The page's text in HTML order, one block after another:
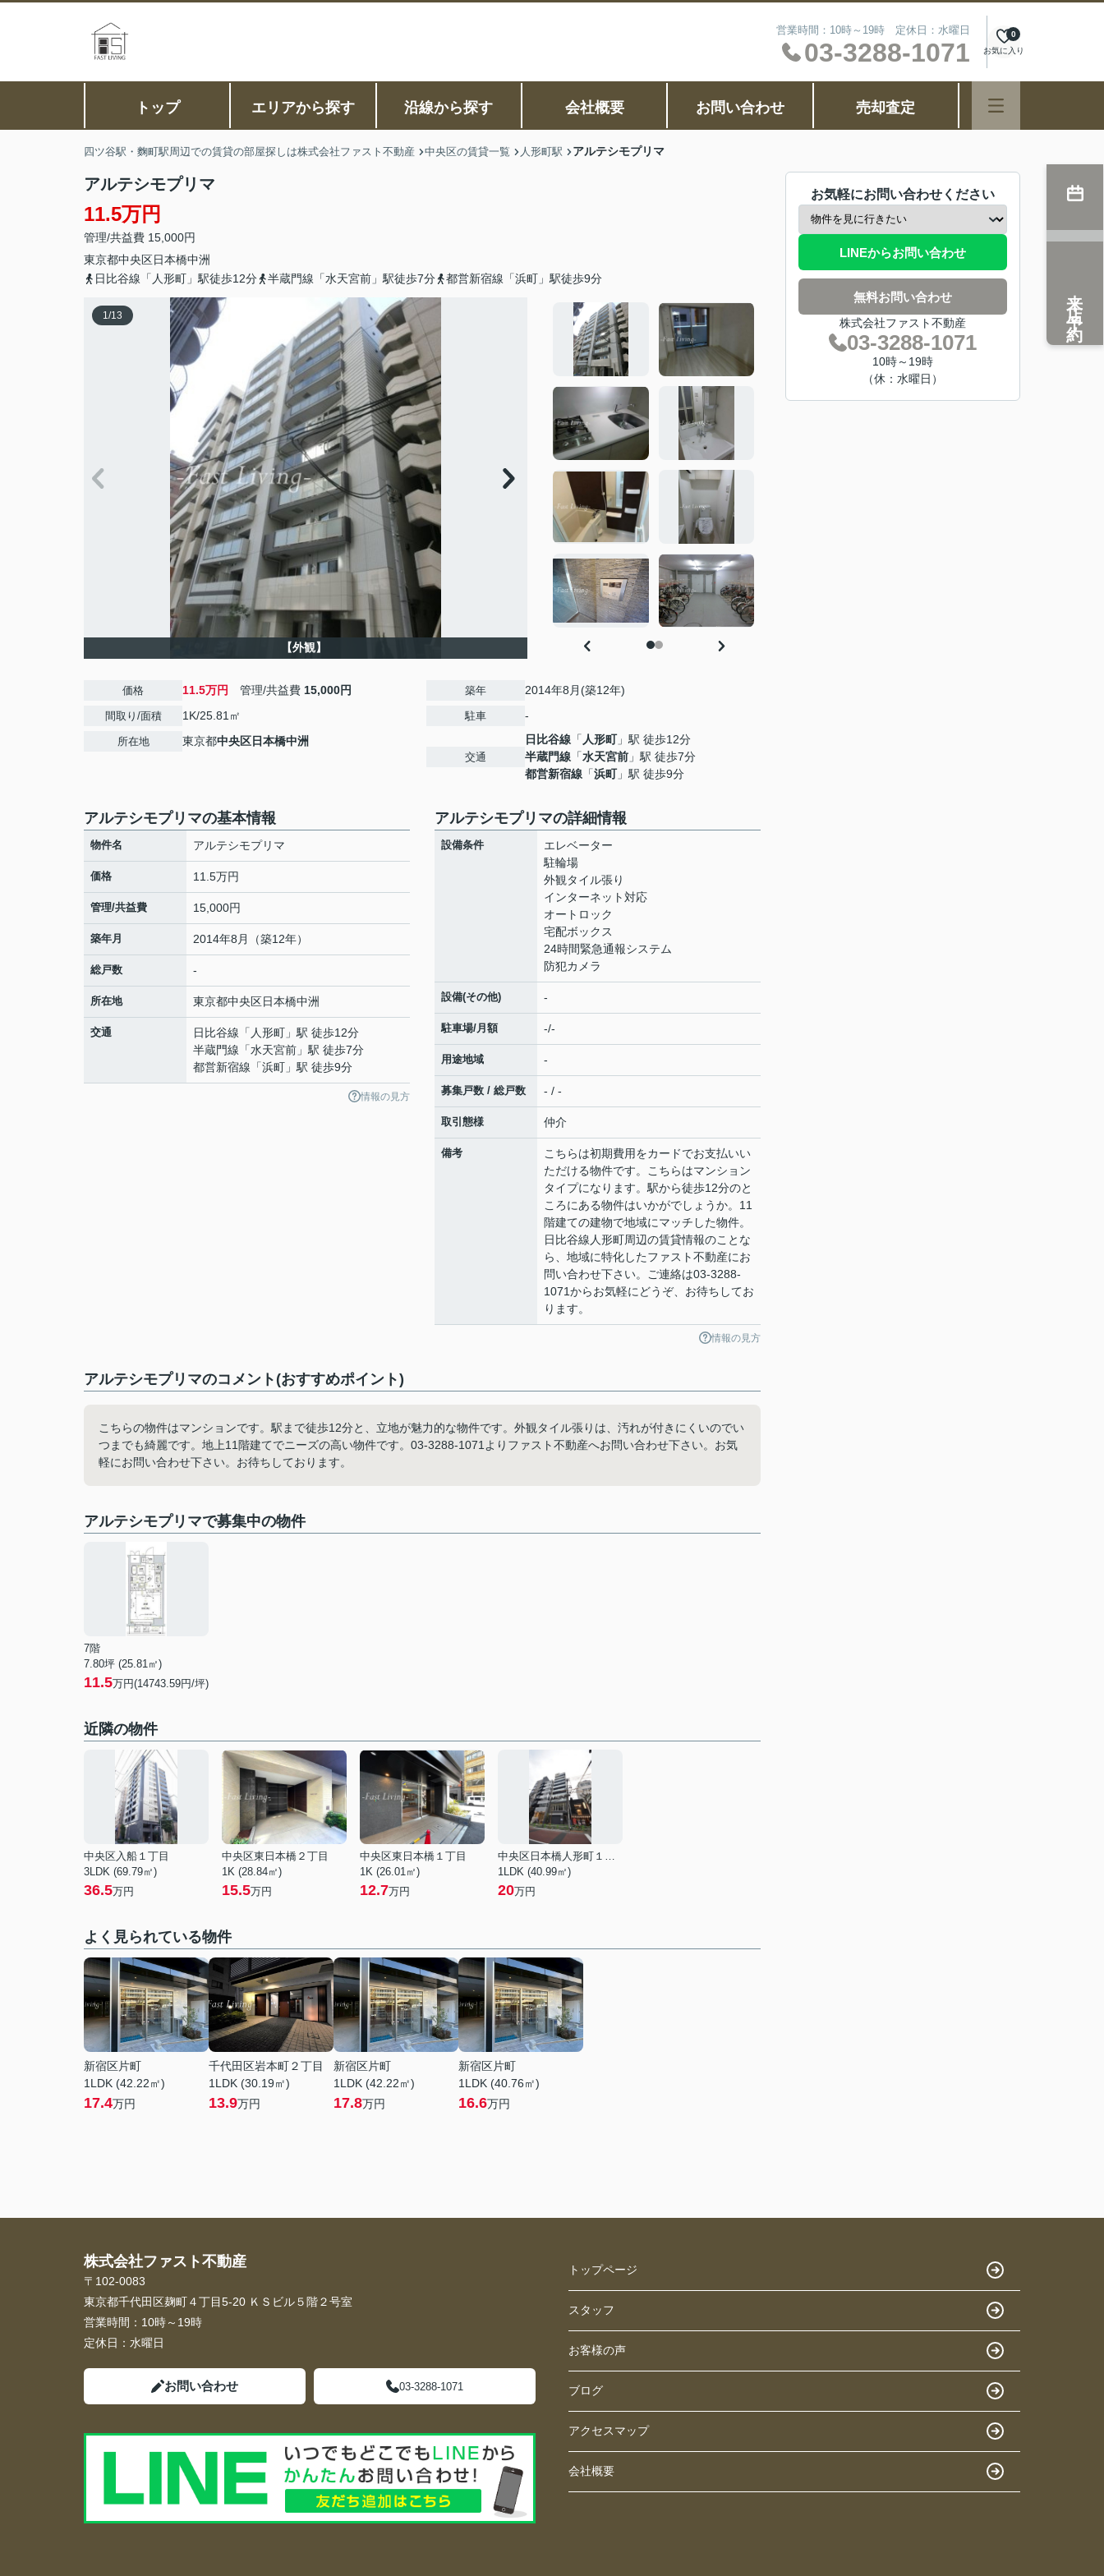
営業時間：10時～19時 定休日：水曜日
03-3288-1071 お気に入り
0
トップ エリアから探す 沿線から探す 会社概要 お問い合わせ 売却査定
四ツ谷駅・麴町駅周辺での賃貸の部屋探しは株式会社ファスト不動産 中央区の賃貸一覧 人形町駅 アルテシモプリマ
アルテシモプリマ
11.5万円
管理/共益費 15,000円
東京都中央区日本橋中洲
日比谷線「人形町」駅徒歩12分
半蔵門線「水天宮前」駅徒歩7分 都営新宿線「浜町」駅徒歩9分
1/13
【外観】
価格 11.5万円 管理/共益費 15,000円
間取り/面積 1K/25.81㎡
所在地 東京都中央区日本橋中洲
築年 2014年8月(築12年)
駐車 -
交通
日比谷線 「 人形町」駅 徒歩12分
半蔵門線 「水天宮前 」駅 徒歩7分
都営新宿線 「浜町」駅 徒歩9分
アルテシモプリマの基本情報
物件名 アルテシモプリマ
価格 11.5万円
管理/共益費 15,000円
築年月 2014年8月（築12年）
総戸数 -
所在地 東京都中央区日本橋中洲
交通 日比谷線 「 人形町 」駅 徒歩12分
半蔵門線 「水天宮前 」駅 徒歩7分
都営新宿線 「浜町 」駅 徒歩9分
情報の見方
アルテシモプリマの詳細情報
設備条件
エレベーター
駐輪場
外観タイル張り
インターネット対応
オートロック
宅配ボックス
24時間緊急通報システム
防犯カメラ
設備(その他) -
駐車場/月額 -/-
用途地域 -
募集戸数 / 総戸数 - / -
取引態様 仲介
備考
こちらは初期費用をカードでお支払いい
ただける物件です。こちらはマンション
タイプになります。駅から徒歩12分のと
ころにある物件はいかがでしょうか。11
階建ての建物で地域にマッチした物件。
日比谷線人形町周辺の賃貸情報のことな
ら、地域に特化したファスト不動産にお
問い合わせ下さい。ご連絡は03-3288-
1071からお気軽にどうぞ、お待ちしてお
ります。
情報の見方
アルテシモプリマのコメント(おすすめポイント)
こちらの物件はマンションです。駅まで徒歩12分と、立地が魅力的な物件です。外観タイル張りは、汚れが付きにくいのでい
つまでも綺麗です。地上11階建てでニーズの高い物件です。03-3288-1071よりファスト不動産へお問い合わせ下さい。お気
軽にお問い合わせ下さい。お待ちしております。
アルテシモプリマで募集中の物件
7階
7.80坪 (25.81㎡)
11.5万円(14743.59円/坪)
近隣の物件
中央区入船１丁目
3LDK (69.79㎡)
36.5万円
中央区東日本橋２丁目
1K (28.84㎡)
15.5万円
中央区東日本橋１丁目
1K (26.01㎡)
12.7万円
中央区日本橋人形町１丁目
1LDK (40.99㎡)
20万円
よく見られている物件
新宿区片町
1LDK (42.22㎡)
17.4万円
千代田区岩本町２丁目
1LDK (30.19㎡)
13.9万円
新宿区片町
1LDK (42.22㎡)
17.8万円
新宿区片町
1LDK (40.76㎡)
16.6万円
お気軽にお問い合わせください
LINEからお問い合わせ
無料お問い合わせ
株式会社ファスト不動産
03-3288-1071
10時～19時
（休：水曜日）
来店予約
株式会社ファスト不動産
〒102-0083
東京都千代田区麹町４丁目5-20 ＫＳビル５階２号室
営業時間： 10時～19時
定休日： 水曜日
お問い合わせ 03-3288-1071
トップページ
スタッフ
お客様の声
ブログ
アクセスマップ
会社概要